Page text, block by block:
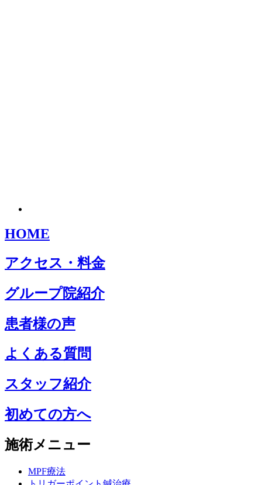
HOME
アクセス・料金
グループ院紹介
患者様の声
よくある質問
スタッフ紹介
初めての方へ
施術メニュー
MPF療法